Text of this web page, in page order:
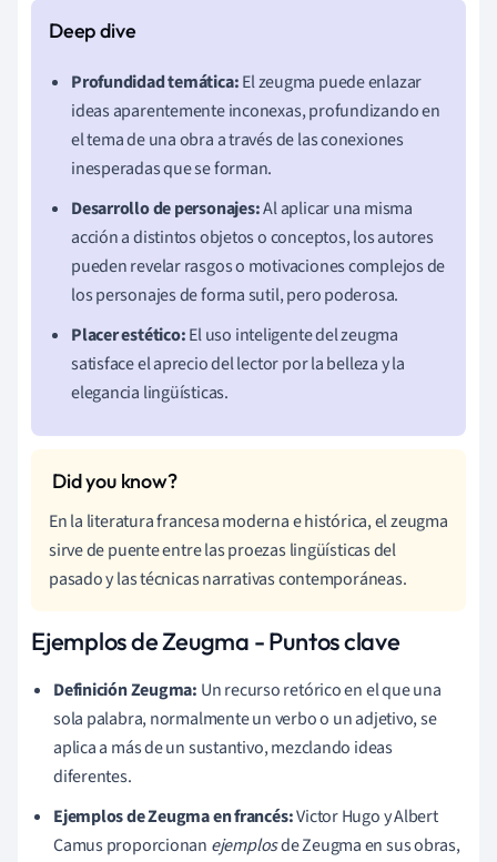
Profundidad temática:El zeugma puede enlazar
ideas aparentemente inconexas, profundizando en
el tema de una obra a través de las conexiones
inesperadas que se forman.
Desarrollo de personajes:Al aplicar una misma
acción a distintos objetos o conceptos, los autores
pueden revelar rasgos o motivaciones complejos de
los personajes de forma sutil, pero poderosa.
Placer estético:El uso inteligente del zeugma
satisface el aprecio del lector por la belleza y la
elegancia lingüísticas.
En la literatura francesa moderna e histórica, el zeugma
sirve de puente entre las proezas lingüísticas del
pasado y las técnicas narrativas contemporáneas.
Ejemplos de Zeugma - Puntos clave
Definición Zeugma: Un recurso retórico en el que una
sola palabra, normalmente un verbo o un adjetivo, se
aplica a más de un sustantivo, mezclando ideas
diferentes.
Ejemplos de Zeugma en francés:Victor Hugo y Albert
Camus proporcionan ejemplosde Zeugma en sus obras,